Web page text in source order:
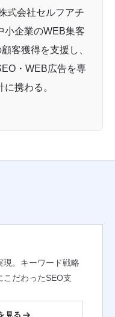
式会社セルフアチ
小企業のWEB集客
客獲得を支援し、
・WEB広告を専
携わる。
現。キーワード戦略
だわったSEO支
見る